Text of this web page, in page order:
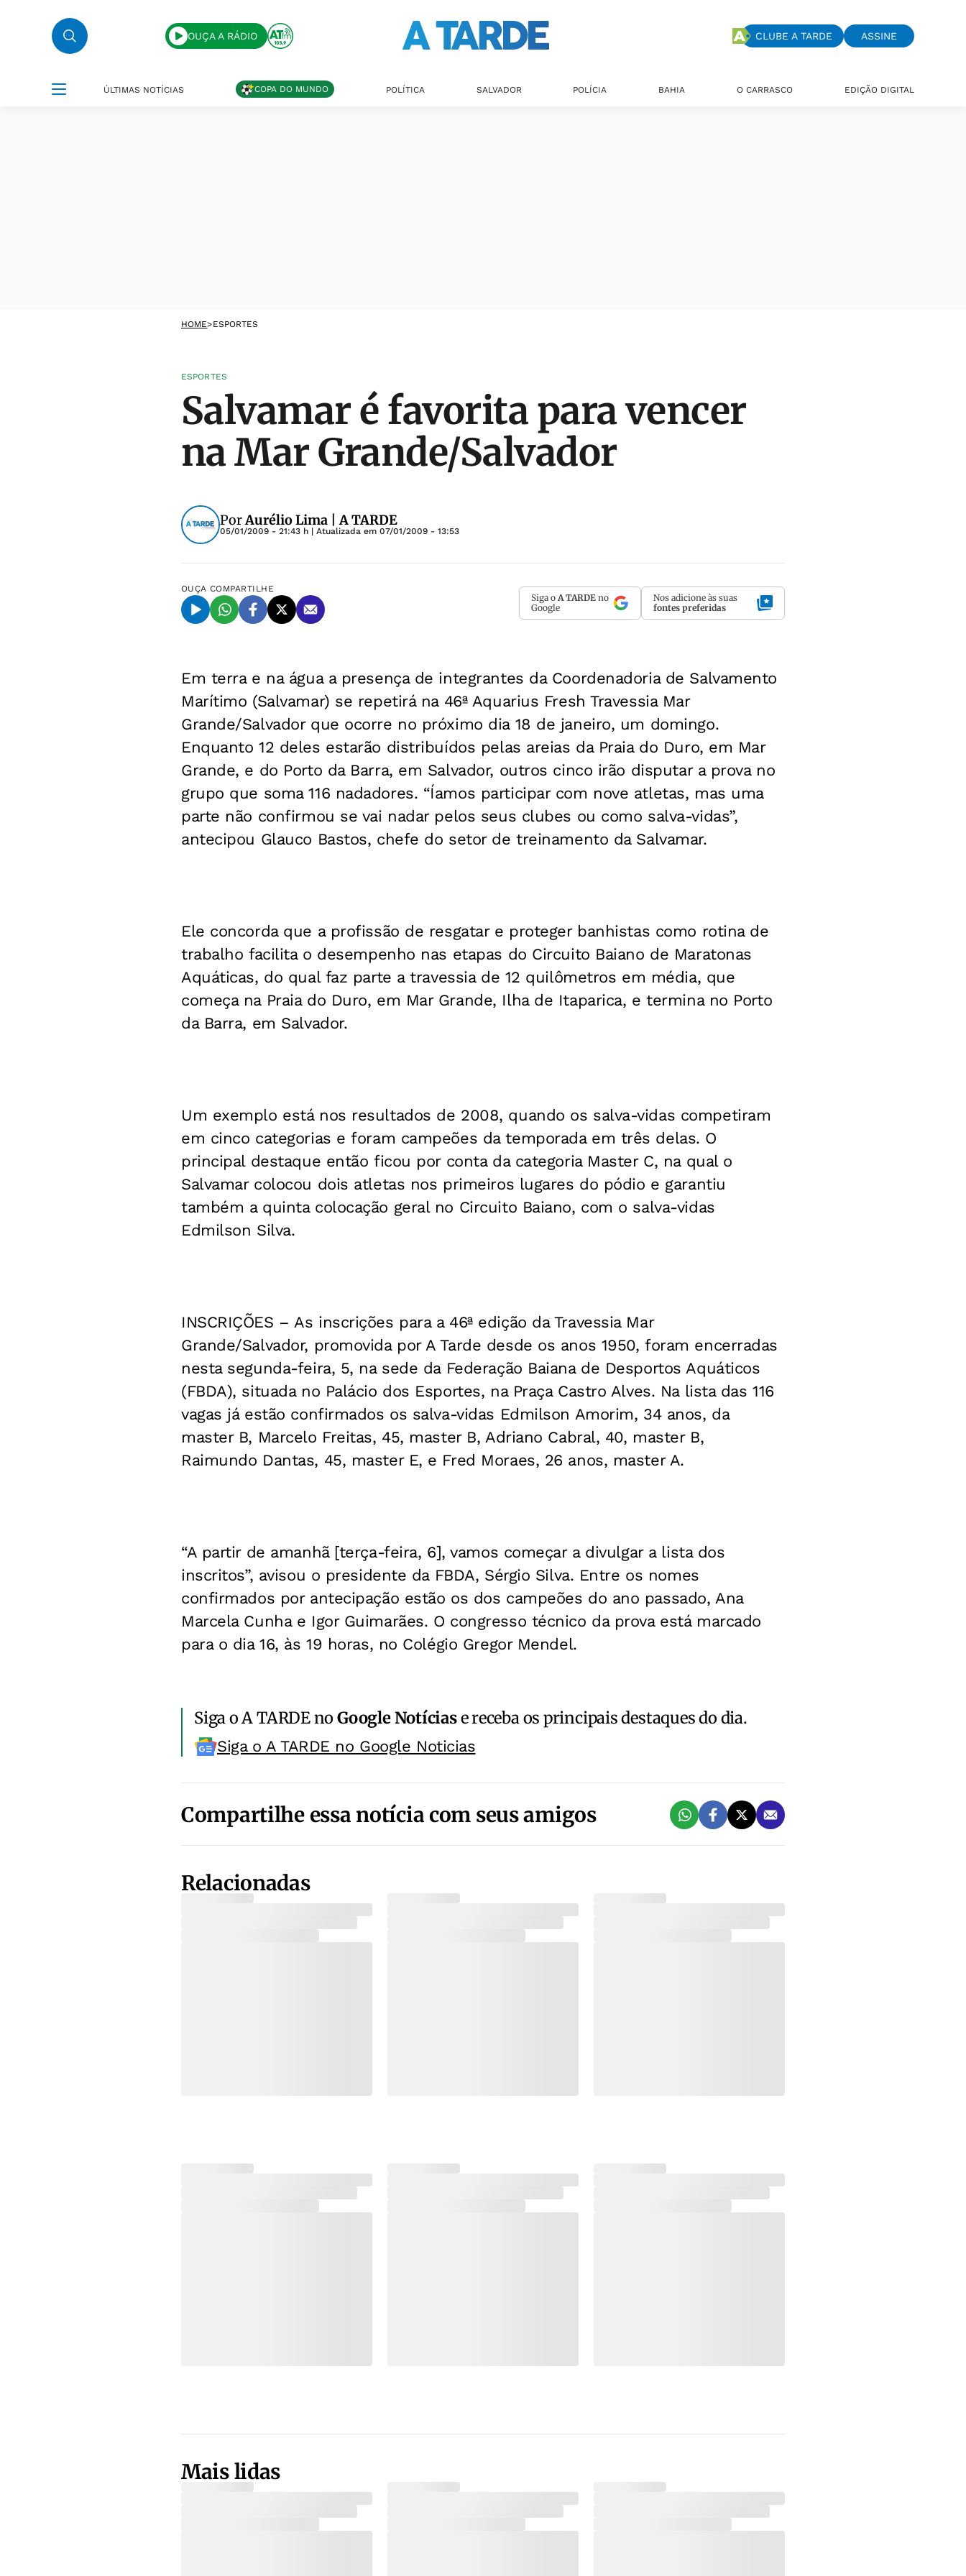
OUÇA A RÁDIO CLUBE A TARDE ASSINE
ÚLTIMAS NOTÍCIAS COPA DO MUNDO POLÍTICA SALVADOR POLÍCIA BAHIA O CARRASCO EDIÇÃO DIGITAL
HOME>ESPORTES
ESPORTES
Salvamar é favorita para vencer
na Mar Grande/Salvador
PorAurélio Lima | A TARDE
05/01/2009 - 21:43 h | Atualizada em 07/01/2009 - 13:53
OUÇA COMPARTILHE
Siga o A TARDE no
Google
Nos adicione às suas
fontes preferidas
Em terra e na água a presença de integrantes da Coordenadoria de Salvamento
Marítimo (Salvamar) se repetirá na 46ª Aquarius Fresh Travessia Mar
Grande/Salvador que ocorre no próximo dia 18 de janeiro, um domingo.
Enquanto 12 deles estarão distribuídos pelas areias da Praia do Duro, em Mar
Grande, e do Porto da Barra, em Salvador, outros cinco irão disputar a prova no
grupo que soma 116 nadadores. “Íamos participar com nove atletas, mas uma
parte não confirmou se vai nadar pelos seus clubes ou como salva-vidas”,
antecipou Glauco Bastos, chefe do setor de treinamento da Salvamar.
Ele concorda que a profissão de resgatar e proteger banhistas como rotina de
trabalho facilita o desempenho nas etapas do Circuito Baiano de Maratonas
Aquáticas, do qual faz parte a travessia de 12 quilômetros em média, que
começa na Praia do Duro, em Mar Grande, Ilha de Itaparica, e termina no Porto
da Barra, em Salvador.
Um exemplo está nos resultados de 2008, quando os salva-vidas competiram
em cinco categorias e foram campeões da temporada em três delas. O
principal destaque então ficou por conta da categoria Master C, na qual o
Salvamar colocou dois atletas nos primeiros lugares do pódio e garantiu
também a quinta colocação geral no Circuito Baiano, com o salva-vidas
Edmilson Silva.
INSCRIÇÕES –As inscrições para a 46ª edição da Travessia Mar
Grande/Salvador, promovida por A Tarde desde os anos 1950, foram encerradas
nesta segunda-feira, 5, na sede da Federação Baiana de Desportos Aquáticos
(FBDA), situada no Palácio dos Esportes, na Praça Castro Alves. Na lista das 116
vagas já estão confirmados os salva-vidas Edmilson Amorim, 34 anos, da
master B, Marcelo Freitas, 45, master B, Adriano Cabral, 40, master B,
Raimundo Dantas, 45, master E, e Fred Moraes, 26 anos, master A.
“A partir de amanhã [terça-feira, 6], vamos começar a divulgar a lista dos
inscritos”, avisou o presidente da FBDA, Sérgio Silva. Entre os nomes
confirmados por antecipação estão os dos campeões do ano passado, Ana
Marcela Cunha e Igor Guimarães. O congresso técnico da prova está marcado
para o dia 16, às 19 horas, no Colégio Gregor Mendel.
Siga o A TARDE noGoogle Notíciase receba os principais destaques do dia.
Siga o A TARDE no Google Noticias
Compartilhe essa notícia com seus amigos
Relacionadas
Mais lidas